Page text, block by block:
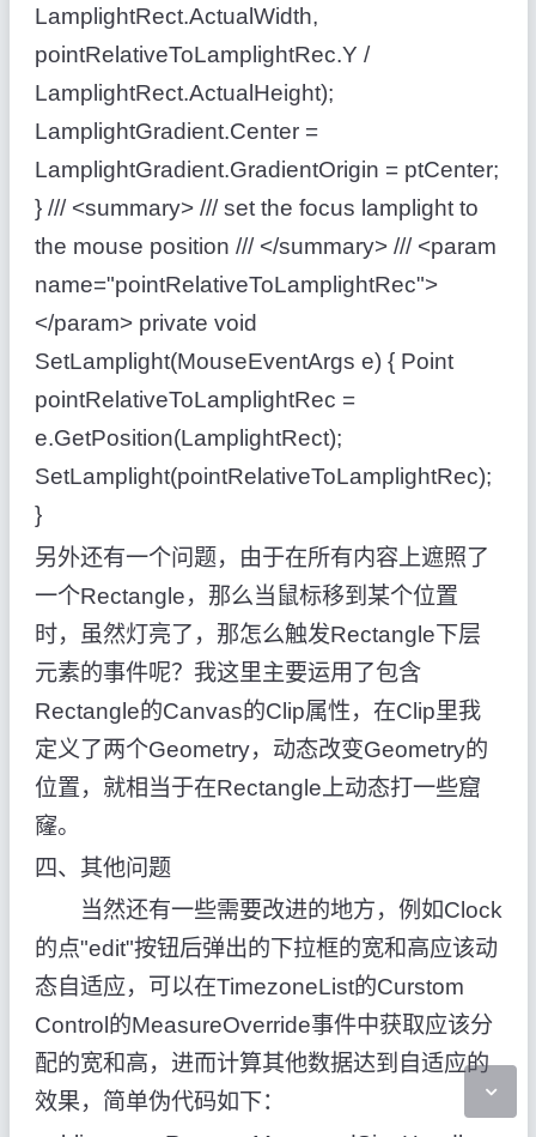
LamplightRect.ActualWidth,
pointRelativeToLamplightRec.Y /
LamplightRect.ActualHeight);
LamplightGradient.Center =
LamplightGradient.GradientOrigin = ptCenter;
} /// <summary> /// set the focus lamplight to
the mouse position /// </summary> /// <param
name="pointRelativeToLamplightRec">
</param> private void
SetLamplight(MouseEventArgs e) { Point
pointRelativeToLamplightRec =
e.GetPosition(LamplightRect);
SetLamplight(pointRelativeToLamplightRec);
}
另外还有一个问题，由于在所有内容上遮照了
一个Rectangle，那么当鼠标移到某个位置
时，虽然灯亮了，那怎么触发Rectangle下层
元素的事件呢？我这里主要运用了包含
Rectangle的Canvas的Clip属性，在Clip里我
定义了两个Geometry，动态改变Geometry的
位置，就相当于在Rectangle上动态打一些窟
窿。
四、其他问题
当然还有一些需要改进的地方，例如Clock
的点"edit"按钮后弹出的下拉框的宽和高应该动
态自适应，可以在TimezoneList的Curstom
Control的MeasureOverride事件中获取应该分
配的宽和高，进而计算其他数据达到自适应的
效果，简单伪代码如下：